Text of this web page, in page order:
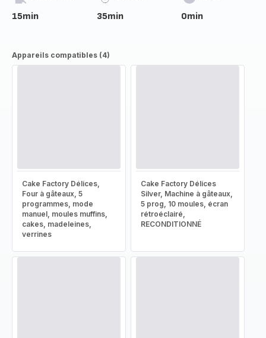
15min 35min 0min
Appareils compatibles (4)
Cake Factory Délices,
Four à gâteaux, 5
programmes, mode
manuel, moules muffins,
cakes, madeleines,
verrines
Cake Factory Délices
Silver, Machine à gâteaux,
5 prog, 10 moules, écran
rétroéclairé,
RECONDITIONNÉ